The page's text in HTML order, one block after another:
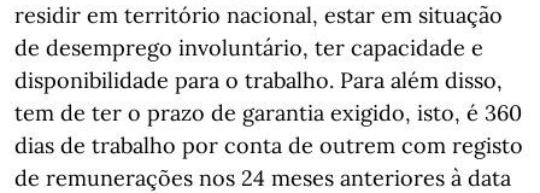
residir em território nacional, estar em situação
de desemprego involuntário, ter capacidade e
disponibilidade para o trabalho. Para além disso,
tem de ter o prazo de garantia exigido, isto, é 360
dias de trabalho por conta de outrem com registo
de remunerações nos 24 meses anteriores à data